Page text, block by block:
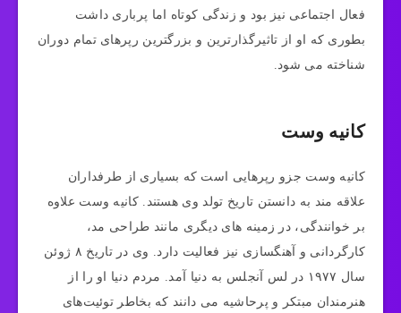
فعال اجتماعی نیز بود و زندگی کوتاه اما پرباری داشت
بطوری که او از تاثیرگذارترین و بزرگترین رپرهای تمام دوران
شناخته می شود.
کانیه وست
کانیه وست جزو رپرهایی است که بسیاری از طرفداران
علاقه مند به دانستن تاریخ تولد وی هستند. کانیه وست علاوه
بر خوانندگی، در زمینه های دیگری مانند طراحی مد،
کارگردانی و آهنگسازی نیز فعالیت دارد. وی در تاریخ ۸ ژوئن
سال ۱۹۷۷ در لس آنجلس به دنیا آمد‌. مردم دنیا او را از
هنرمندان مبتکر و پرحاشیه می دانند که بخاطر توئیت‌های